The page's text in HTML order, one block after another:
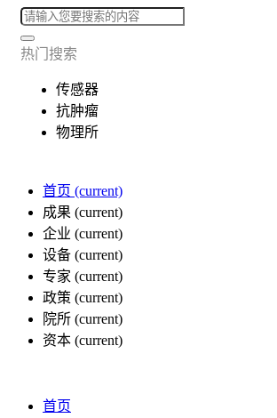
热门搜索
传感器
抗肿瘤
物理所
首页 (current)
成果 (current)
企业 (current)
设备 (current)
专家 (current)
政策 (current)
院所 (current)
资本 (current)
首页